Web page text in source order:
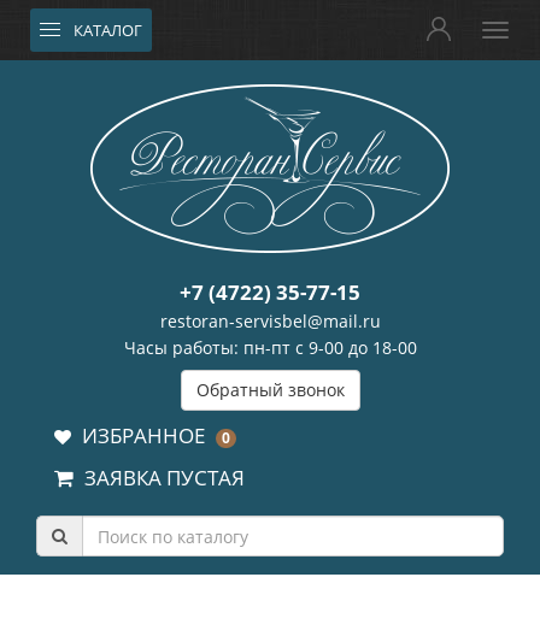
КАТАЛОГ
+7 (4722) 35-77-15
restoran-servisbel@mail.ru
Часы работы: пн-пт с 9-00 до 18-00
Обратный звонок
ИЗБРАННОЕ 0
ЗАЯВКА ПУСТАЯ